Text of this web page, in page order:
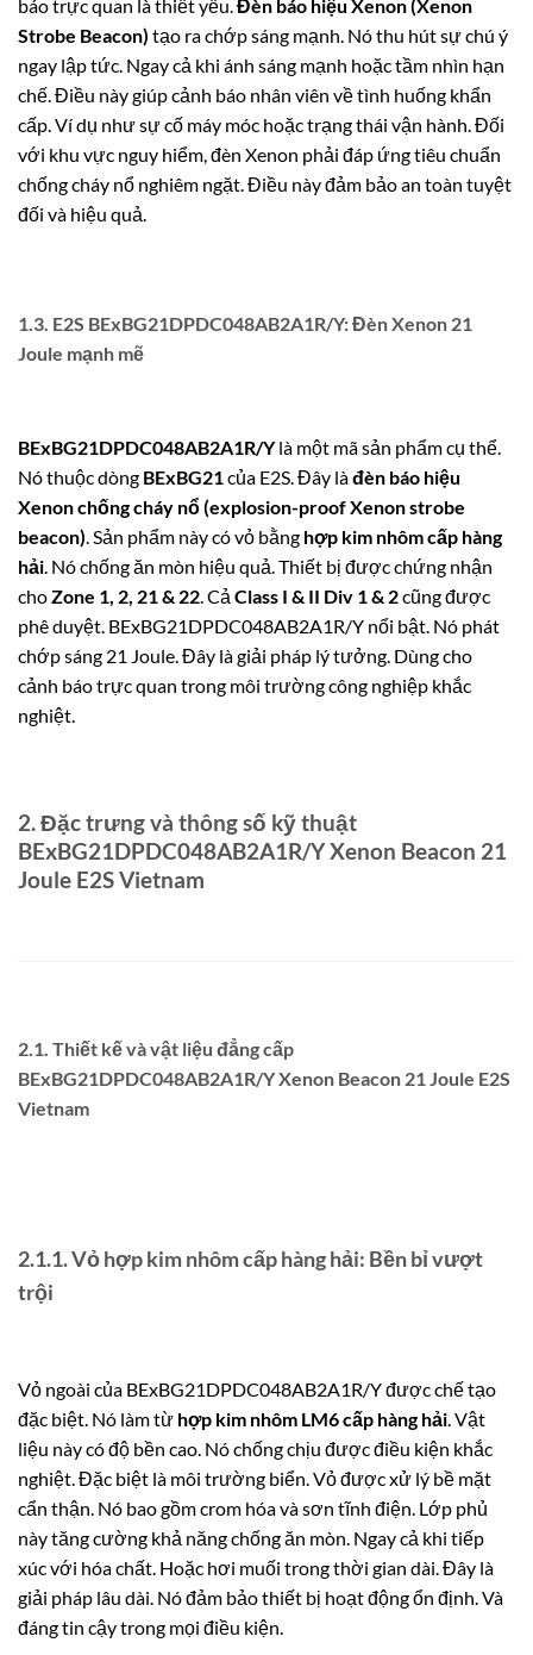
báo trực quan là thiết yếu.Đèn báo hiệu Xenon (Xenon
Strobe Beacon) tạo ra chớp sáng mạnh. Nó thu hút sự chú ý
ngay lập tức. Ngay cả khi ánh sáng mạnh hoặc tầm nhìn hạn
chế. Điều này giúp cảnh báo nhân viên về tình huống khẩn
cấp. Ví dụ như sự cố máy móc hoặc trạng thái vận hành. Đối
với khu vực nguy hiểm, đèn Xenon phải đáp ứng tiêu chuẩn
chống cháy nổ nghiêm ngặt. Điều này đảm bảo an toàn tuyệt
đối và hiệu quả.
1.3. E2S BExBG21DPDC048AB2A1R/Y: Đèn Xenon 21
Joule mạnh mẽ
BExBG21DPDC048AB2A1R/Ylà một mã sản phẩm cụ thể.
Nó thuộc dòng BExBG21 của E2S. Đây làđèn báo hiệu
Xenon chống cháy nổ (explosion-proof Xenon strobe
beacon) . Sản phẩm này có vỏ bằng hợp kim nhôm cấp hàng
hải . Nó chống ăn mòn hiệu quả. Thiết bị được chứng nhận
choZone 1, 2, 21 & 22 . Cả Class I & II Div 1 & 2cũng được
phê duyệt. BExBG21DPDC048AB2A1R/Y nổi bật. Nó phát
chớp sáng 21 Joule. Đây là giải pháp lý tưởng. Dùng cho
cảnh báo trực quan trong môi trường công nghiệp khắc
nghiệt.
2. Đặc trưng và thông số kỹ thuật
BExBG21DPDC048AB2A1R/Y Xenon Beacon 21
Joule E2S Vietnam
2.1. Thiết kế và vật liệu đẳng cấp
BExBG21DPDC048AB2A1R/Y Xenon Beacon 21 Joule E2S
Vietnam
2.1.1. Vỏ hợp kim nhôm cấp hàng hải: Bền bỉ vượt
trội
Vỏ ngoài của BExBG21DPDC048AB2A1R/Y được chế tạo
đặc biệt. Nó làm từ hợp kim nhôm LM6 cấp hàng hải. Vật
liệu này có độ bền cao. Nó chống chịu được điều kiện khắc
nghiệt. Đặc biệt là môi trường biển. Vỏ được xử lý bề mặt
cẩn thận. Nó bao gồm crom hóa và sơn tĩnh điện. Lớp phủ
này tăng cường khả năng chống ăn mòn. Ngay cả khi tiếp
xúc với hóa chất. Hoặc hơi muối trong thời gian dài. Đây là
giải pháp lâu dài. Nó đảm bảo thiết bị hoạt động ổn định. Và
đáng tin cậy trong mọi điều kiện.